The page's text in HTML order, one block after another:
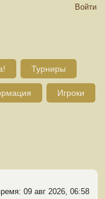
Войти
Турниры
Игроки
09 авг 2026, 06:58